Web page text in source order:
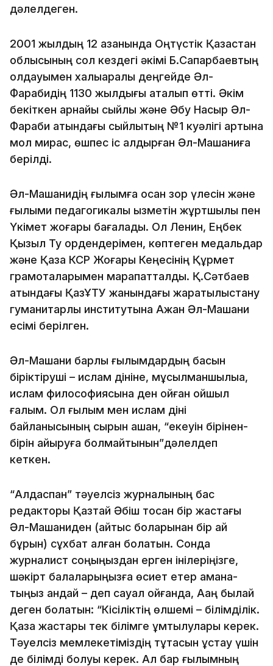
дәлелдеген.
2001 жылдың 12 қазанында Оңтүстік Қазақстан
облысының сол кездегі әкімі Б.Сапарбаевтың
қолдауымен халықаралық деңгейде Әл-
Фарабидің 1130 жылдығы аталып өтті. Әкім
бекіткен арнайы сыйлық және Әбу Насыр Әл-
Фараби атындағы сыйлықтың №1 куәлігі артына
мол мирас, өшпес іс қалдырған Әл-Машаниға
берілді.
Әл-Машанидің ғылымға қосқан зор үлесін және
ғылыми педагогикалық қызметін жұртшылық пен
Үкімет жоғары бағалады. Ол Ленин, Еңбек
Қызыл Ту ордендерімен, көптеген медальдар
және Қазақ КСР Жоғары Кеңесінің Құрмет
грамоталарымен марапатталды. Қ.Сәтбаев
атындағы ҚазҰТУ жанындағы жараты­лыстану
гуманитарлық институтына Ақжан Әл-Машани
есімі берілген.
Әл-Машани барлық ғылымдардың басын
біріктіруші – ислам дініне, мұсылманшы­лыққа,
ислам философиясына ден қойған ойшыл
ғалым. Ол ғылым мен ислам діні
байланысының сырын ашқан, “екеуін бірінен-
бірін айыруға болмайтынын”дәлелдеп
кеткен.
“Алдаспан” тәуелсіз журналының бас
редакторы Қазтай Әбіш тоқсан бір жастағы
Әл-Машаниден (қайтыс боларынан бір ай
бұрын) сұхбат алған болатын. Сонда
журналист соңыңыздан ерген інілеріңізге,
шәкірт балаларыңызға өсиет етер амана­
тыңыз қандай – деп сауал қойғанда, Ақаң былай
деген болатын: “Кісіліктің өлшемі – білімділік.
Қазақ жастары тек білімге ұмтылулары керек.
Тәуелсіз мемлекетіміздің тұтқасын ұстау үшін
де білімді болуы керек. Ал бар ғылымның